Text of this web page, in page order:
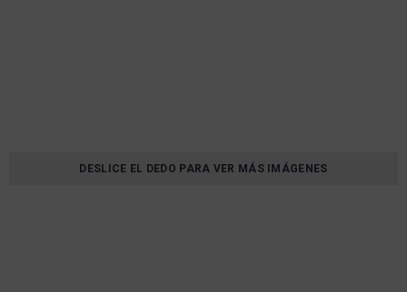
DESLICE EL DEDO PARA VER MÁS IMÁGENES